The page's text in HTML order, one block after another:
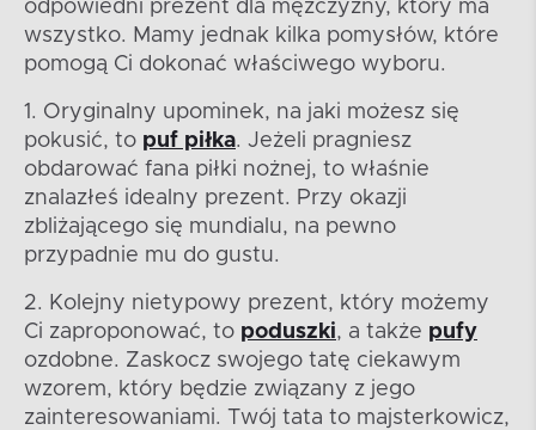
odpowiedni prezent dla mężczyzny, który ma
wszystko. Mamy jednak kilka pomysłów, które
pomogą Ci dokonać właściwego wyboru.
1. Oryginalny upominek, na jaki możesz się
pokusić, to puf piłka. Jeżeli pragniesz
obdarować fana piłki nożnej, to właśnie
znalazłeś idealny prezent. Przy okazji
zbliżającego się mundialu, na pewno
przypadnie mu do gustu.
2. Kolejny nietypowy prezent, który możemy
Ci zaproponować, to poduszki, a także pufy
ozdobne. Zaskocz swojego tatę ciekawym
wzorem, który będzie związany z jego
zainteresowaniami. Twój tata to majsterkowicz,